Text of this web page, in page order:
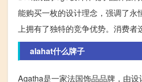
能购买一枚的设计理念，强调了
上拥有了独特的竞争优势。消费
alahat什么牌子
Agatha是一家法国饰品品牌，由